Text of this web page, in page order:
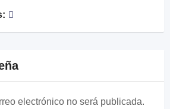
electrónico no será publicada.